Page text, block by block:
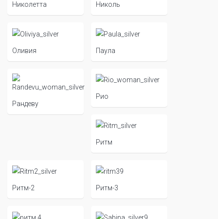
Николетта Николь
Оливия Паула
Рандеву
Рио
Ритм
Ритм-2 Ритм-3